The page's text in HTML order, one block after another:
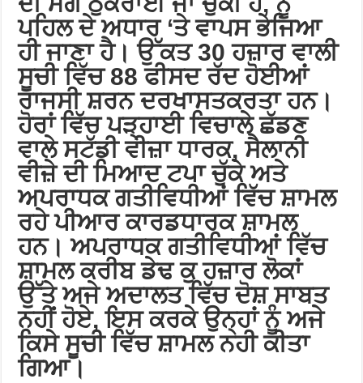
ਪਹਿਲ ਦੇ ਅਧਾਰ ‘ਤੇ ਵਾਪਸ ਭੇਜਿਆ
ਹੀ ਜਾਣਾ ਹੈ। ਉੱਕਤ 30 ਹਜ਼ਾਰ ਵਾਲੀ
ਸੂਚੀ ਵਿੱਚ 88 ਫੀਸਦ ਰੱਦ ਹੋਈਆਂ
ਰਾਜਸੀ ਸ਼ਰਨ ਦਰਖਾਸਤਕਰਤਾ ਹਨ।
ਹੋਰਾਂ ਵਿੱਚ ਪੜ੍ਹਾਈ ਵਿਚਾਲੇ ਛੱਡਣ
ਵਾਲੇ ਸਟੱਡੀ ਵੀਜ਼ਾ ਧਾਰਕ, ਸੈਲਾਨੀ
ਵੀਜ਼ੇ ਦੀ ਮਿਆਦ ਟਪਾ ਚੁੱਕੇ ਅਤੇ
ਅਪਰਾਧਕ ਗਤੀਵਿਧੀਆਂ ਵਿੱਚ ਸ਼ਾਮਲ
ਰਹੇ ਪੀਆਰ ਕਾਰਡਧਾਰਕ ਸ਼ਾਮਲ
ਹਨ। ਅਪਰਾਧਕ ਗਤੀਵਿਧੀਆਂ ਵਿੱਚ
ਸ਼ਾਮਲ ਕਰੀਬ ਡੇਢ ਕੁ ਹਜ਼ਾਰ ਲੋਕਾਂ
ਉੱਤੇ ਅਜੇ ਅਦਾਲਤ ਵਿੱਚ ਦੋਸ਼ ਸਾਬਤ
ਨਹੀਂ ਹੋਏ, ਇਸ ਕਰਕੇ ਉਨ੍ਹਾਂ ਨੂੰ ਅਜੇ
ਕਿਸੇ ਸੂਚੀ ਵਿੱਚ ਸ਼ਾਮਲ ਨਹੀ ਕੀਤਾ
ਗਿਆ।